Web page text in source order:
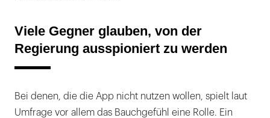
Viele Gegner glauben, von der
Regierung ausspioniert zu werden
Bei denen, die die App nicht nutzen wollen, spielt laut
Umfrage vor allem das Bauchgefühl eine Rolle. Ein